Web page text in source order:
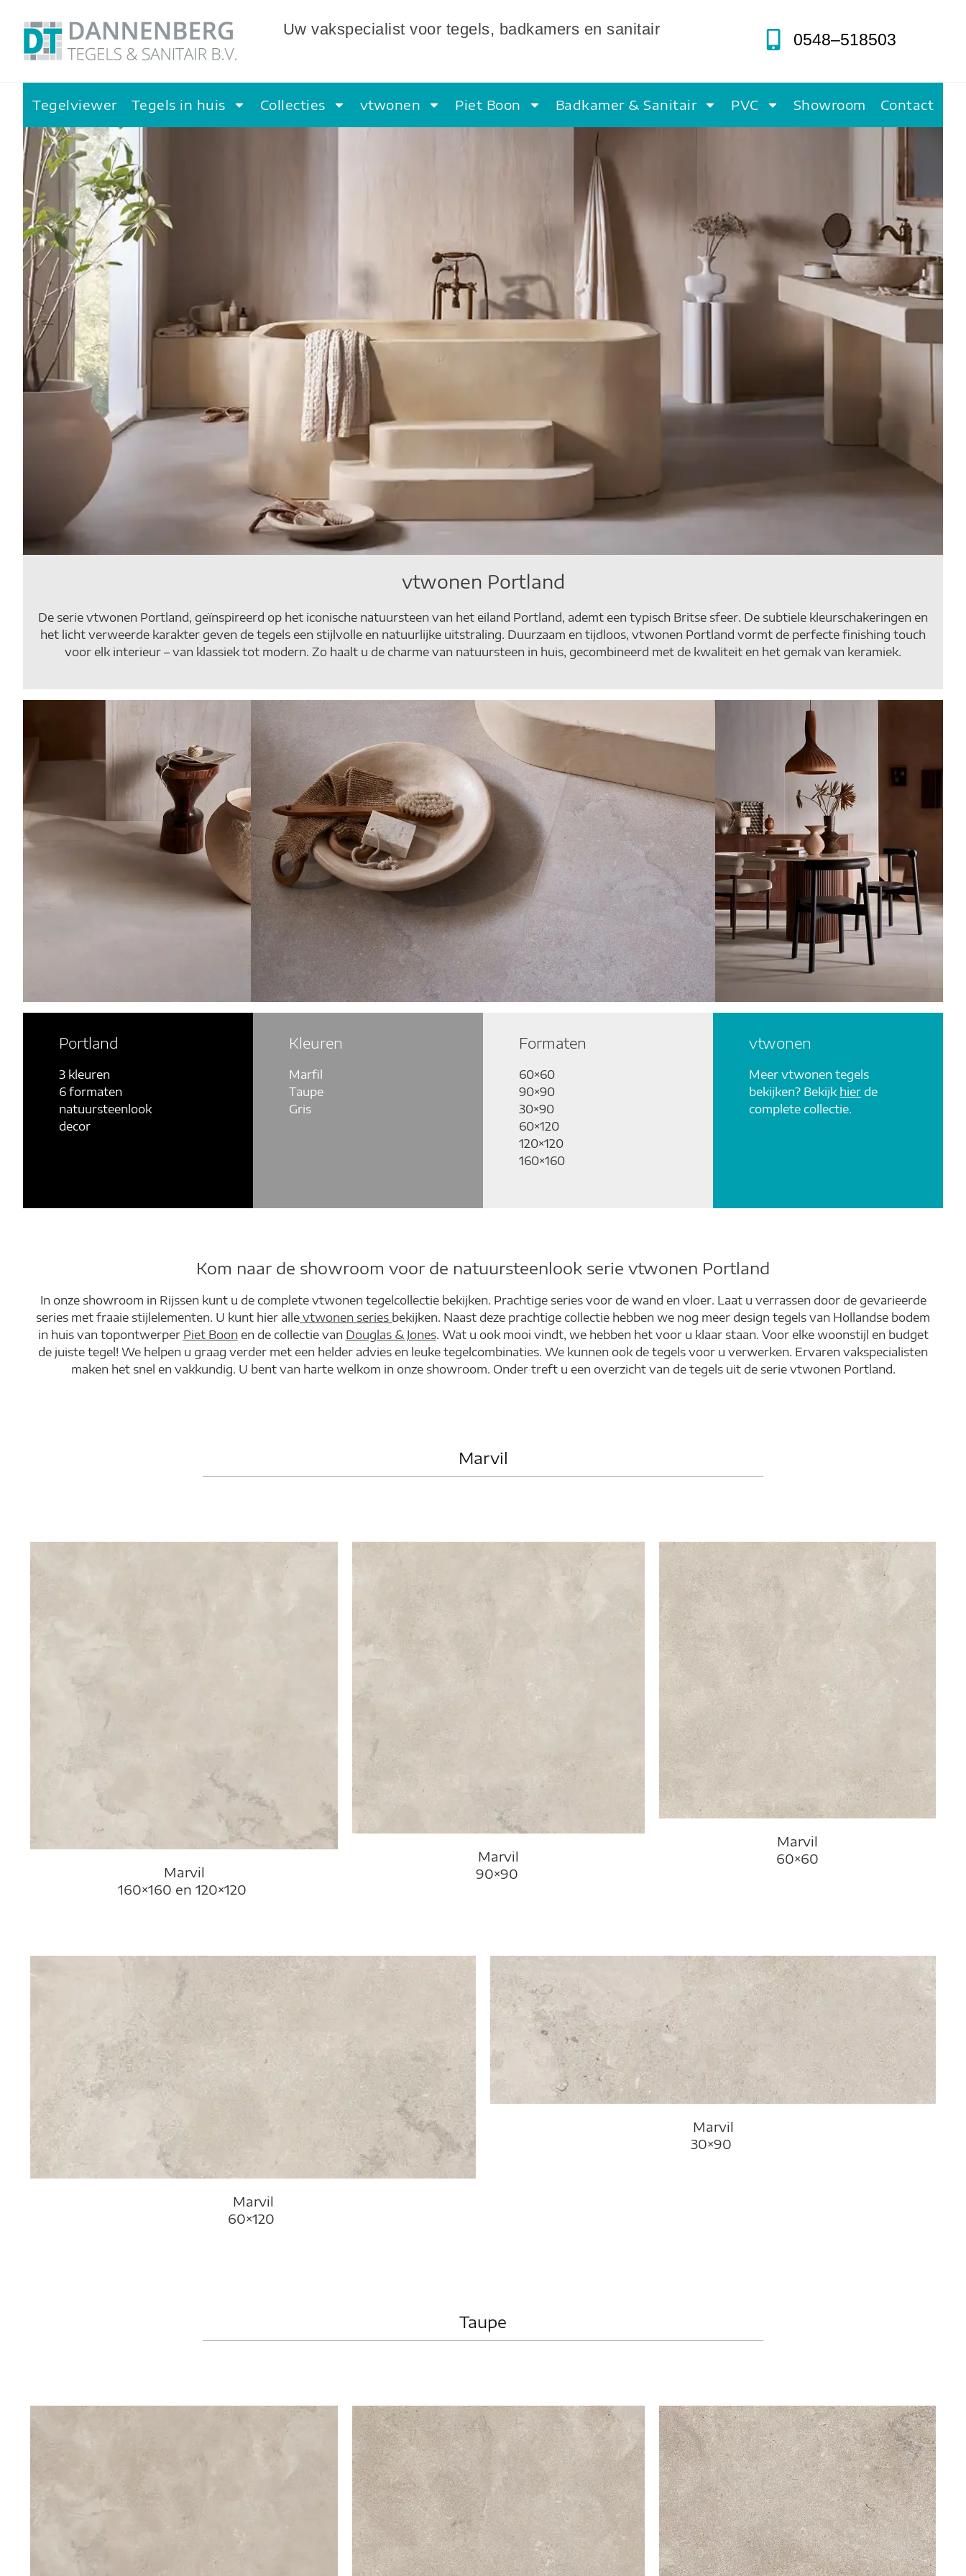
Uw vakspecialist voor tegels, badkamers en sanitair
0548–518503
Tegelviewer Tegels in huis Collecties vtwonen Piet Boon Badkamer & Sanitair PVC Showroom Contact
vtwonen Portland
De serie vtwonen Portland, geïnspireerd op het iconische natuursteen van het eiland Portland, ademt een typisch Britse sfeer. De subtiele kleurschakeringen en
het licht verweerde karakter geven de tegels een stijlvolle en natuurlijke uitstraling. Duurzaam en tijdloos, vtwonen Portland vormt de perfecte finishing touch
voor elk interieur – van klassiek tot modern. Zo haalt u de charme van natuursteen in huis, gecombineerd met de kwaliteit en het gemak van keramiek.
Portland
3 kleuren
6 formaten
natuursteenlook
decor
Kleuren
Marfil
Taupe
Gris
Formaten
60×60
90×90
30×90
60×120
120×120
160×160
vtwonen
Meer vtwonen tegels
bekijken? Bekijk hier de
complete collectie.
Kom naar de showroom voor de natuursteenlook serie vtwonen Portland
In onze showroom in Rijssen kunt u de complete vtwonen tegelcollectie bekijken. Prachtige series voor de wand en vloer. Laat u verrassen door de gevarieerde
series met fraaie stijlelementen. U kunt hier alle vtwonen series bekijken. Naast deze prachtige collectie hebben we nog meer design tegels van Hollandse bodem
in huis van topontwerper Piet Boon en de collectie van Douglas & Jones. Wat u ook mooi vindt, we hebben het voor u klaar staan. Voor elke woonstijl en budget
de juiste tegel! We helpen u graag verder met een helder advies en leuke tegelcombinaties. We kunnen ook de tegels voor u verwerken. Ervaren vakspecialisten
maken het snel en vakkundig. U bent van harte welkom in onze showroom. Onder treft u een overzicht van de tegels uit de serie vtwonen Portland.
Marvil
Marvil
160×160 en 120×120
Marvil
90×90
Marvil
60×60
Marvil
60×120
Marvil
30×90
Taupe